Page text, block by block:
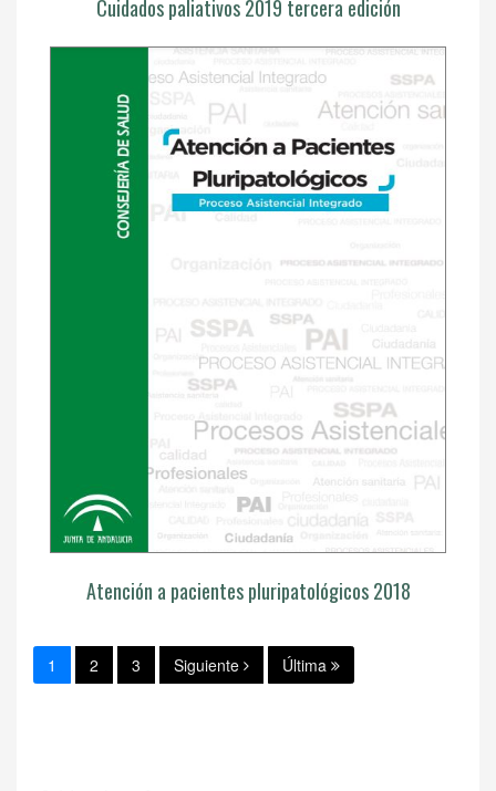
Cuidados paliativos 2019 tercera edición
Atención a pacientes pluripatológicos 2018
1 2 3 Siguiente Última